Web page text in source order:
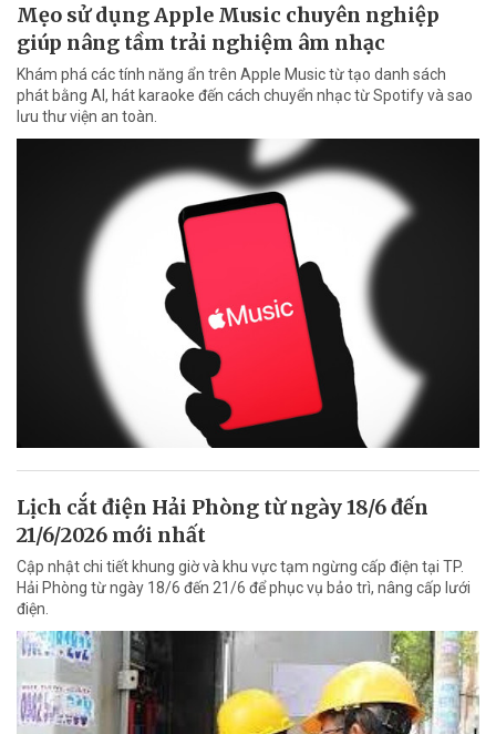
Mẹo sử dụng Apple Music chuyên nghiệp
giúp nâng tầm trải nghiệm âm nhạc
Khám phá các tính năng ẩn trên Apple Music từ tạo danh sách
phát bằng AI, hát karaoke đến cách chuyển nhạc từ Spotify và sao
lưu thư viện an toàn.
Lịch cắt điện Hải Phòng từ ngày 18/6 đến
21/6/2026 mới nhất
Cập nhật chi tiết khung giờ và khu vực tạm ngừng cấp điện tại TP.
Hải Phòng từ ngày 18/6 đến 21/6 để phục vụ bảo trì, nâng cấp lưới
điện.